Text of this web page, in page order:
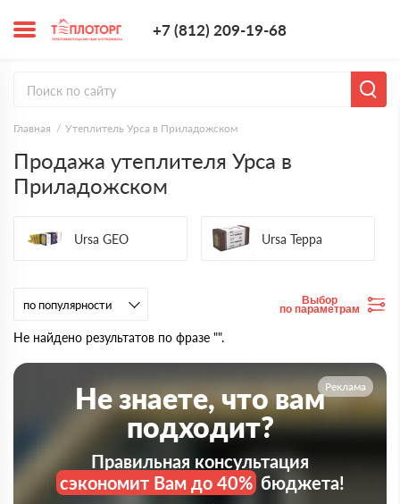
+7 (812) 209-19-68
Главная Утеплитель Урса в Приладожском
Продажа утеплителя Урса в
Приладожском
Ursa GEO Ursa Терра
Выбор
по параметрам
Не найдено результатов по фразе "".
Реклама
Не знаете, что вам
подходит?
Правильная консультация
сэкономит Вам до 40%бюджета!